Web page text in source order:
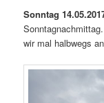
Sonntag
wir mal halbwegs